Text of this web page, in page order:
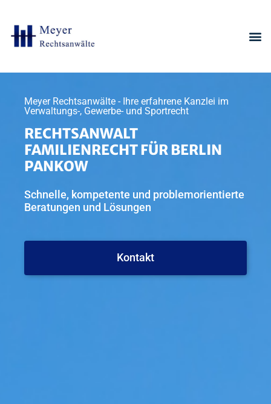
Meyer Rechtsanwälte - Ihre erfahrene Kanzlei im
Verwaltungs-, Gewerbe- und Sportrecht
RECHTSANWALT
FAMILIENRECHT FÜR BERLIN
PANKOW
Schnelle, kompetente und problemorientierte
Beratungen und Lösungen
Kontakt